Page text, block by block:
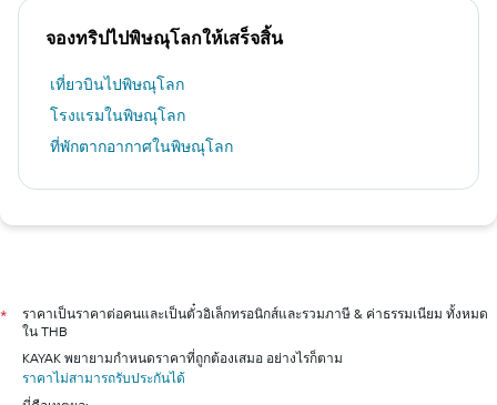
จองทริปไปพิษณุโลกให้เสร็จสิ้น
เที่ยวบินไปพิษณุโลก
โรงแรมในพิษณุโลก
ที่พักตากอากาศในพิษณุโลก
*
ราคาเป็นราคาต่อคนและเป็นตั๋วอิเล็กทรอนิกส์และรวมภาษี & ค่าธรรมเนียม ทั้งหมด
ใน THB
KAYAK พยายามกำหนดราคาที่ถูกต้องเสมอ อย่างไรก็ตาม
ราคาไม่สามารถรับประกันได้